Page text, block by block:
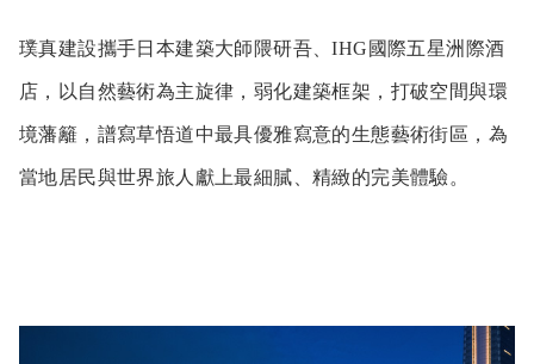
璞真建設攜手日本建築大師隈研吾、IHG國際五星洲際酒
店，以自然藝術為主旋律，弱化建築框架，打破空間與環
境藩籬，譜寫草悟道中最具優雅寫意的生態藝術街區，為
當地居民與世界旅人獻上最細膩、精緻的完美體驗。